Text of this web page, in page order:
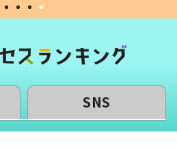
SNS